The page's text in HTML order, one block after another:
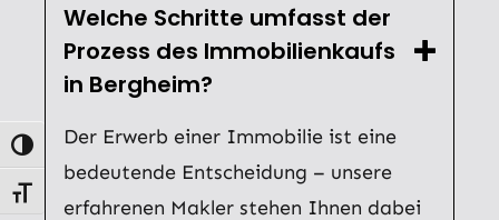
Umschalten auf hohe Kontraste
Schrift vergrößern
Welche Schritte umfasst der
Prozess des Immobilienkaufs
in Bergheim?
Der Erwerb einer Immobilie ist eine
bedeutende Entscheidung – unsere
erfahrenen Makler stehen Ihnen dabei